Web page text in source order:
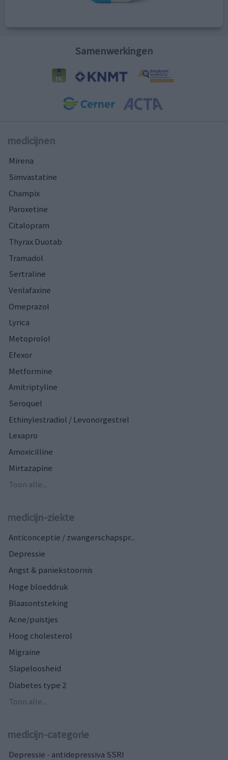
Samenwerkingen
medicijnen
Mirena
Simvastatine
Champix
Paroxetine
Citalopram
Thyrax Duotab
Tramadol
Sertraline
Venlafaxine
Omeprazol
Lyrica
Metoprolol
Efexor
Metformine
Amitriptyline
Seroquel
Ethinylestradiol / Levonorgestrel
Lexapro
Amoxicilline
Mirtazapine
Toon alle...
medicijn-ziekte
Anticonceptie / zwangerschapspr...
Depressie
Angst & paniekstoornis
Hoge bloeddruk
Blaasontsteking
Acne/puistjes
Hoog cholesterol
Migraine
Slapeloosheid
Diabetes type 2
Toon alle...
medicijn-categorie
Depressie - antidepressiva SSRI